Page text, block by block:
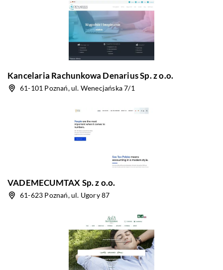
Kancelaria Rachunkowa Denarius Sp. z o.o.
61-101 Poznań, ul. Wenecjańska 7/1
VADEMECUMTAX Sp. z o.o.
61-623 Poznań, ul. Ugory 87